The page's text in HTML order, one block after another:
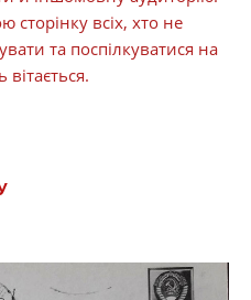
всіх, хто не
та поспілкуватися на
вітається.